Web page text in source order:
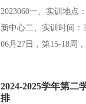
2023060一、实训地点
新中心二、实训时间：
06月27日，第15-18周
2024-2025学年第二
排